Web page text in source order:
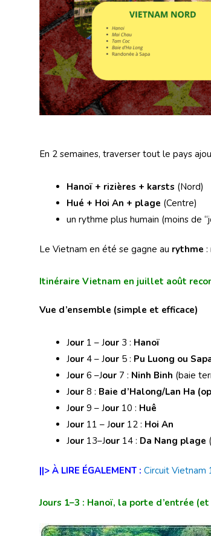
En 2 semaines, traverser tout le pays
Hanoï + rizières + karsts (Nord)
Hué + Hoi An + plage (Centre)
un rythme plus humain (moins de
Le Vietnam en été se gagne au rythme :
Itinéraire Vietnam en juillet août
Vue d’ensemble (simple et efficace)
Jour 1 – Jour 3 : Hanoï
Jour 4 – Jour 5 : Pu Luong ou
Jour 6 –Jour 7 : Ninh Binh (baie
Jour 8 : Baie d’Halong/Lan Ha
Jour 9 – Jour 10 : Huê
Jour 11 – Jour 12 : Hoi An
Jour 13–Jour 14 : Da Nang plage
||> À LIRE ÉGALEMENT : Circuit Vietnam
Jours 1–3 : Hanoï, la porte d’entrée